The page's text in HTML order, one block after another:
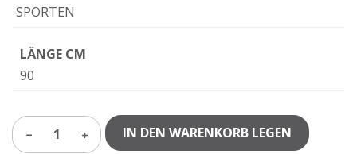
SPORTEN
LÄNGE CM
90
1 IN DEN WARENKORB LEGEN